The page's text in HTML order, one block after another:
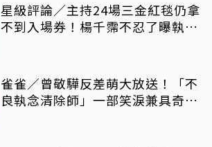
星級評論／主持24場三金紅毯仍拿
不到入場券！楊千霈不忍了曝執委
雀雀／曾敬驊反差萌大放送！「不
良執念清除師」一部笑淚兼具奇幻